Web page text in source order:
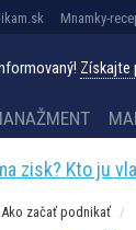
Mnamky-
Získajte
zisk? Kto ju
Ako začať podnikať